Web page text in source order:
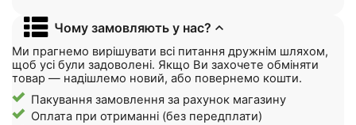
Чому замовляють у нас?
Ми прагнемо вирішувати всі питання дружнім шляхом,
щоб усі були задоволені. Якщо Ви захочете обміняти
товар — надішлемо новий, або повернемо кошти.
Пакування замовлення за рахунок магазину
Оплата при отриманні (без передплати)